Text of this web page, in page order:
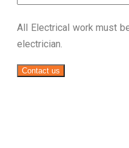
All Electrical work must
electrician.
Contact us